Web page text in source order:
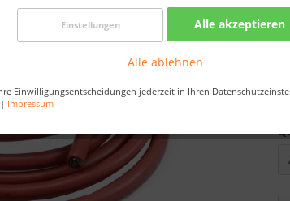
Einstellungen Alle akzeptieren
Alle ablehnen
Einwilligungsentscheidungen jederzeit in Ihren
| Impressum